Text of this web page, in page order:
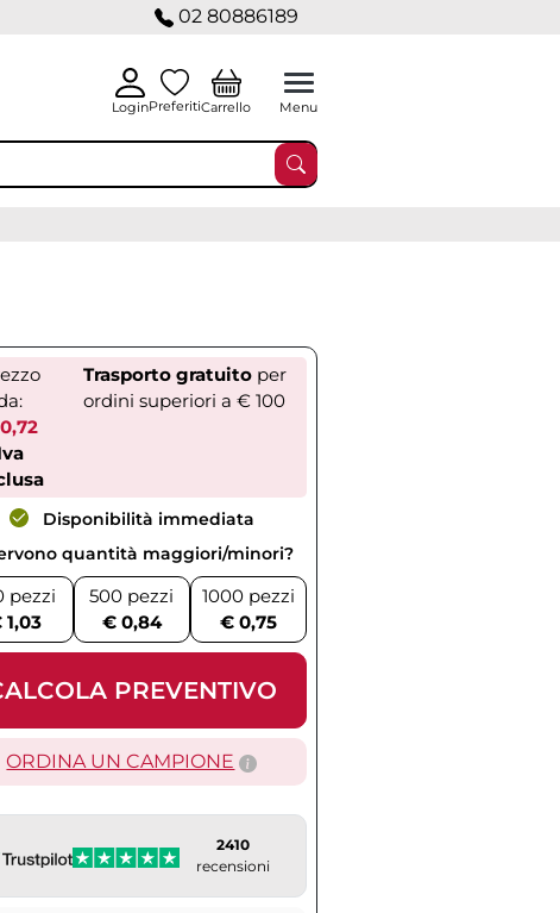
02 80886189
LoginPreferitiCarrello Menu
Trasporto gratuitoper
ordini superiori a € 100
Disponibilità immediata
quantità maggiori/minori?
pezzi
1,03
500 pezzi
€ 0,84
1000 pezzi
€ 0,75
PREVENTIVO
ORDINA UN CAMPIONE
2410
recensioni